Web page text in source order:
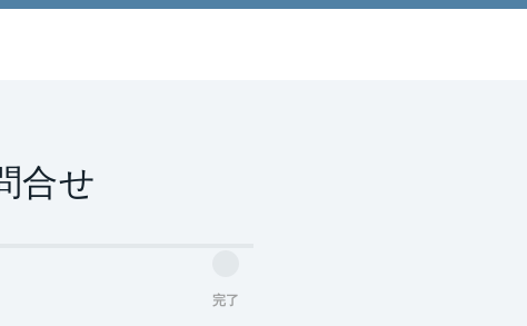
合せ
完了